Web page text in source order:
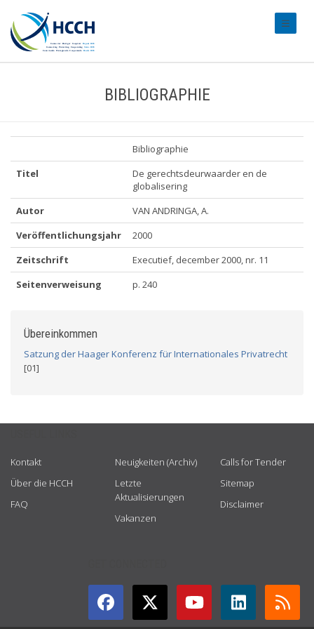
BIBLIOGRAPHIE
Bibliographie
Titel
De gerechtsdeurwaarder en de
globalisering
Autor
VAN ANDRINGA, A.
Veröffentlichungsjahr
2000
Zeitschrift
Executief, december 2000, nr. 11
Seitenverweisung
p. 240
Übereinkommen
Satzung der Haager Konferenz für Internationales Privatrecht
[01]
Kontakt
Über die HCCH
FAQ
Neuigkeiten (Archiv)
Letzte
Aktualisierungen
Vakanzen
Calls for Tender
Sitemap
Disclaimer